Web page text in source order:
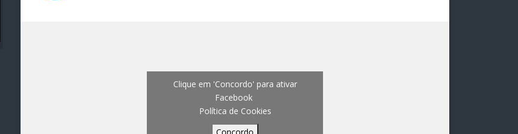
Clique em 'Concordo' para ativar
Facebook
Política de Cookies